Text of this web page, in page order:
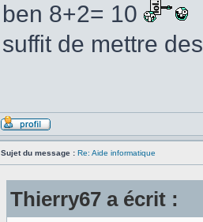
ben 8+2= 10
suffit de mettre
Sujet du message : Re: Aide informatique
Thierry67 a écrit :